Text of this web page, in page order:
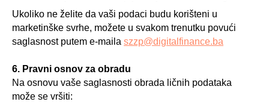
Ukoliko ne želite da vaši podaci budu korišteni u
marketinške svrhe, možete u svakom trenutku povući
saglasnost putem e-maila szzp@digitalfinance.ba
6. Pravni osnov za obradu
Na osnovu vaše saglasnosti obrada ličnih podataka
može se vršiti: